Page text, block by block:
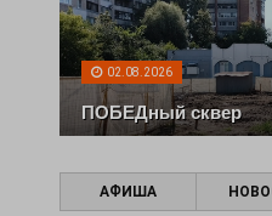
02.08.2026
ПОБЕДный сквер
АФИША